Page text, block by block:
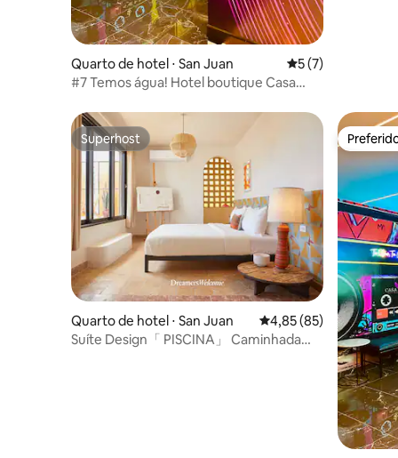
Quarto de hotel ⋅ San Juan 5 de uma
5 (7)
#7 Temos água! Hotel boutique Casa
Superhost
Superhost
Quarto de hotel ⋅ San Juan 4,85 de uma
4,85 (85)
Suíte Design「 PISCINA」 Caminhada